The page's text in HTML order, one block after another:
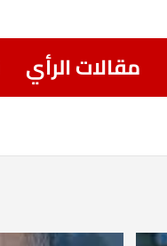
مقالات الرأي